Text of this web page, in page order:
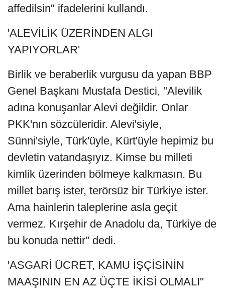
affedilsin" ifadelerini kullandı.
'ALEVİLİK ÜZERİNDEN ALGI
YAPIYORLAR'
Birlik ve beraberlik vurgusu da yapan BBP
Genel Başkanı Mustafa Destici, "Alevilik
adına konuşanlar Alevi değildir. Onlar
PKK'nın sözcüleridir. Alevi'siyle,
Sünni'siyle, Türk'üyle, Kürt'üyle hepimiz bu
devletin vatandaşıyız. Kimse bu milleti
kimlik üzerinden bölmeye kalkmasın. Bu
millet barış ister, terörsüz bir Türkiye ister.
Ama hainlerin taleplerine asla geçit
vermez. Kırşehir de Anadolu da, Türkiye de
bu konuda nettir" dedi.
'ASGARİ ÜCRET, KAMU İŞÇİSİNİN
MAAŞININ EN AZ ÜÇTE İKİSİ OLMALI"